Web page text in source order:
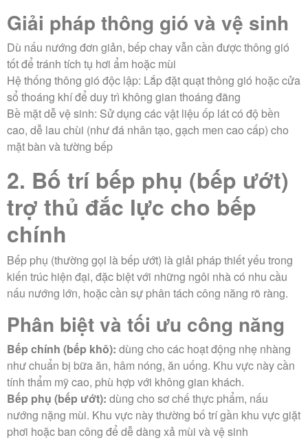
Giải pháp thông gió và vệ sinh
Dù nấu nướng đơn giản, bếp chay vẫn cần được thông gió
tốt để tránh tích tụ hơi ẩm hoặc mùi
Hệ thống thông gió độc lập: Lắp đặt quạt thông gió hoặc cửa
sổ thoáng khí để duy trì không gian thoáng đãng
Bề mặt dễ vệ sinh: Sử dụng các vật liệu ốp lát có độ bền
cao, dễ lau chùi (như đá nhân tạo, gạch men cao cấp) cho
mặt bàn và tường bếp
2. Bố trí bếp phụ (bếp ướt)
trợ thủ đắc lực cho bếp
chính
Bếp phụ (thường gọi là bếp ướt) là giải pháp thiết yếu trong
kiến trúc hiện đại, đặc biệt với những ngôi nhà có nhu cầu
nấu nướng lớn, hoặc cần sự phân tách công năng rõ ràng.
Phân biệt và tối ưu công năng
Bếp chính (bếp khô): dùng cho các hoạt động nhẹ nhàng
như chuẩn bị bữa ăn, hâm nóng, ăn uống. Khu vực này cần
tính thẩm mỹ cao, phù hợp với không gian khách.
Bếp phụ (bếp ướt): dùng cho sơ chế thực phẩm, nấu
nướng nặng mùi. Khu vực này thường bố trí gần khu vực giặt
phơi hoặc ban công để dễ dàng xả mùi và vệ sinh